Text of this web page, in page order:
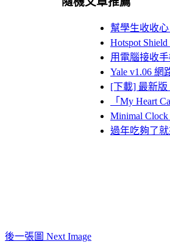
幫學生收收
Hotspot
用電腦接收
Yale v1.06 網
[下載] 最新版
「My Heart
Minimal
過年吃夠了就
後一張圖 Next Image